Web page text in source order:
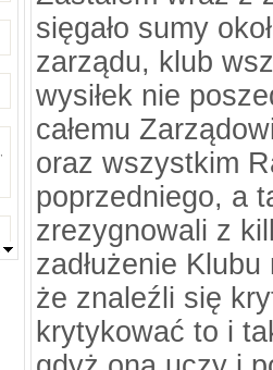
sięgało sumy
zarządu, klub
wysiłek nie
całemu
oraz wszystkim
poprzedniego, a
zrezygnowali z
zadłużenie
że znaleźli się
krytykować to i